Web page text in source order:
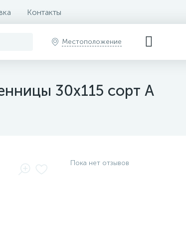
Контакты
Местоположение
30х115 сорт А
Пока нет отзывов